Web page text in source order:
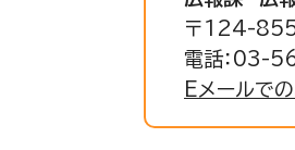
〒124-
電話：03-
Eメールで